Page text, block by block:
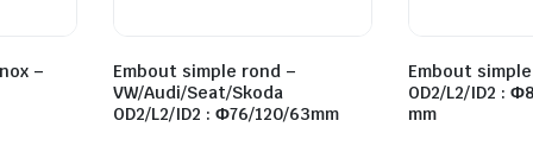
–
Embout simple rond –
VW/Audi/Seat/Skoda
OD2/L2/ID2 : Ф76/120/63mm
Embout
OD2/L2/ID2 :
mm